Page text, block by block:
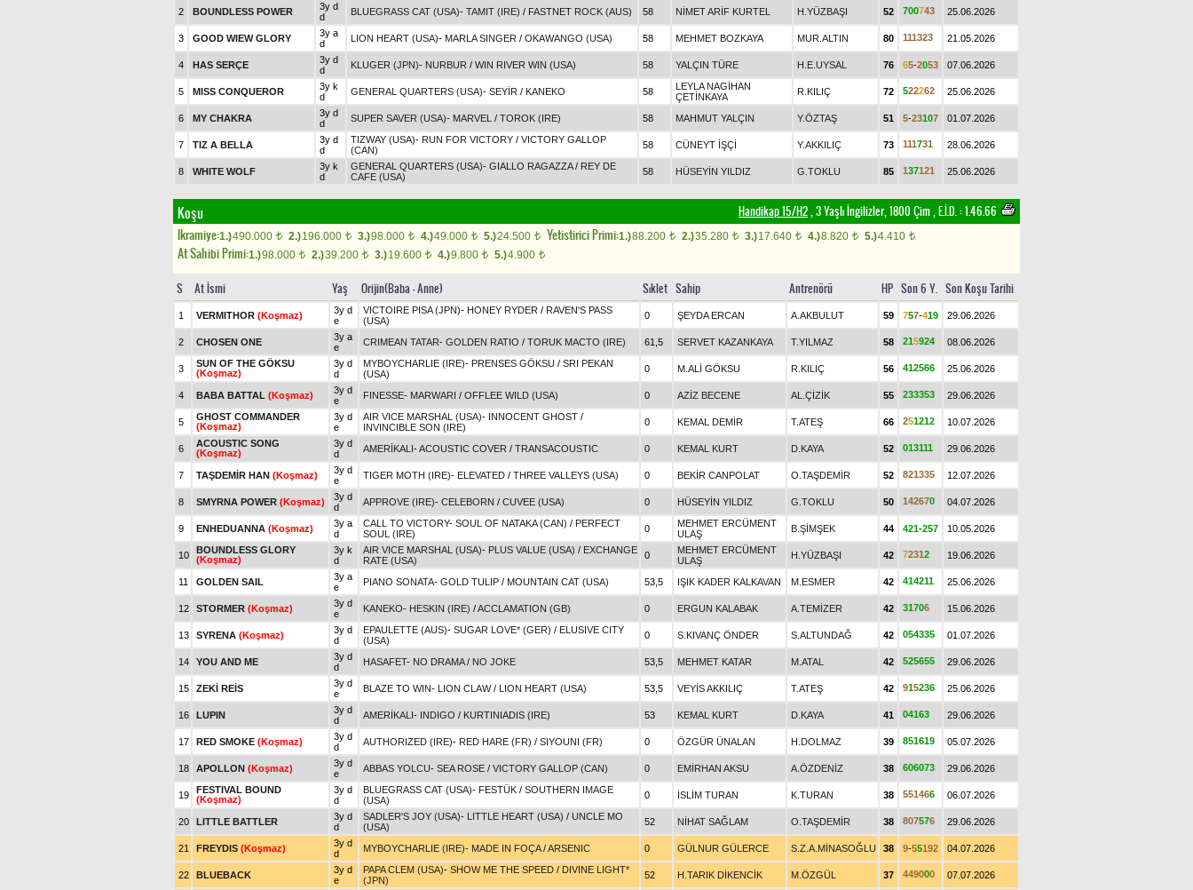
2 BOUNDLESS POWER
3y d
d
BLUEGRASS CAT (USA)- TAMIT (IRE) / FASTNET ROCK (AUS) 58 NİMET ARİF KURTEL H.YÜZBAŞI 52 700743 25.06.2026
3 GOOD WIEW GLORY
3y a
d
LION HEART (USA)- MARLA SINGER / OKAWANGO (USA) 58 MEHMET BOZKAYA MUR.ALTIN 80 111323 21.05.2026
4 HAS SERÇE
3y d
d
KLUGER (JPN)- NURBUR / WIN RIVER WIN (USA) 58 YALÇIN TÜRE H.E.UYSAL 76 65-2053 07.06.2026
5 MISS CONQUEROR
3y k
d
GENERAL QUARTERS (USA)- SEYİR / KANEKO 58
LEYLA NAGİHAN
ÇETİNKAYA
R.KILIÇ 72 522262 25.06.2026
6 MY CHAKRA
3y d
d
SUPER SAVER (USA)- MARVEL / TOROK (IRE) 58 MAHMUT YALÇIN Y.ÖZTAŞ 51 5-23107 01.07.2026
7 TIZ A BELLA
3y d
d
TIZWAY (USA)- RUN FOR VICTORY / VICTORY GALLOP
(CAN)
58 CÜNEYT İŞÇİ Y.AKKILIÇ 73 111731 28.06.2026
8 WHITE WOLF
3y k
d
GENERAL QUARTERS (USA)- GIALLO RAGAZZA/ REY DE
CAFE (USA)
58 HÜSEYİN YILDIZ G.TOKLU 85 137121 25.06.2026
Koşu Handikap 15/H2, 3 Yaşlı İngilizler, 1800 Çim,E.İ.D. :1.46.66
Ikramiye:1.)490.000 t 2.)196.000 t 3.)98.000 t 4.)49.000 t 5.)24.500 t Yetistirici Primi:1.)88.200 t 2.)35.280 t 3.)17.640 t 4.)8.820 t 5.)4.410 t
At Sahibi Primi:1.)98.000 t 2.)39.200 t 3.)19.600 t 4.)9.800 t 5.)4.900 t
S At İsmi Yaş Orijin(Baba - Anne) Sıklet Sahip Antrenörü HP Son 6 Y. Son Koşu Tarihi
1 VERMITHOR (Koşmaz)
3y d
e
VICTOIRE PISA (JPN)- HONEY RYDER / RAVEN'S PASS
(USA)
0 ŞEYDA ERCAN A.AKBULUT 59 757-419 29.06.2026
2 CHOSEN ONE
3y a
e
CRIMEAN TATAR- GOLDEN RATIO / TORUK MACTO (IRE) 61,5 SERVET KAZANKAYA T.YILMAZ 58 215924 08.06.2026
3
SUN OF THE GÖKSU
(Koşmaz)
3y d
d
MYBOYCHARLIE (IRE)- PRENSES GÖKSU / SRI PEKAN
(USA)
0 M.ALİ GÖKSU R.KILIÇ 56 412566 25.06.2026
4 BABA BATTAL (Koşmaz)
3y d
e
FINESSE- MARWARI / OFFLEE WILD (USA) 0 AZİZ BECENE AL.ÇİZİK 55 233353 29.06.2026
5
GHOST COMMANDER
(Koşmaz)
3y d
e
AIR VICE MARSHAL (USA)- INNOCENT GHOST /
INVINCIBLE SON (IRE)
0 KEMAL DEMİR T.ATEŞ 66 251212 10.07.2026
6
ACOUSTIC SONG
(Koşmaz)
3y d
d
AMERİKALI-ACOUSTIC COVER / TRANSACOUSTIC 0 KEMAL KURT D.KAYA 52 013111 29.06.2026
7 TAŞDEMİR HAN (Koşmaz)
3y d
e
TIGER MOTH (IRE)- ELEVATED / THREE VALLEYS (USA) 0 BEKİR CANPOLAT O.TAŞDEMİR 52 821335 12.07.2026
8 SMYRNA POWER (Koşmaz)
3y d
d
APPROVE (IRE)- CELEBORN / CUVEE (USA) 0 HÜSEYİN YILDIZ G.TOKLU 50 142670 04.07.2026
9 ENHEDUANNA (Koşmaz)
3y a
d
CALL TO VICTORY- SOUL OF NATAKA (CAN) / PERFECT
SOUL (IRE)
0
MEHMET ERCÜMENT
ULAŞ
B.ŞİMŞEK 44 421-257 10.05.2026
10
BOUNDLESS GLORY
(Koşmaz)
3y k
d
AIR VICE MARSHAL (USA)- PLUS VALUE (USA) / EXCHANGE
RATE (USA)
0
MEHMET ERCÜMENT
ULAŞ
H.YÜZBAŞI 42 72312 19.06.2026
11 GOLDEN SAIL
3y a
e
PIANO SONATA- GOLD TULIP / MOUNTAIN CAT (USA) 53,5 IŞIK KADER KALKAVAN M.ESMER 42 414211 25.06.2026
12 STORMER (Koşmaz)
3y d
e
KANEKO- HESKIN (IRE) /ACCLAMATION (GB) 0 ERGUN KALABAK A.TEMİZER 42 31706 15.06.2026
13 SYRENA (Koşmaz)
3y d
d
EPAULETTE (AUS)- SUGAR LOVE* (GER) / ELUSIVE CITY
(USA)
0 S.KIVANÇ ÖNDER S.ALTUNDAĞ 42 054335 01.07.2026
14 YOU AND ME
3y d
d
HASAFET- NO DRAMA/ NO JOKE 53,5 MEHMET KATAR M.ATAL 42 525655 29.06.2026
15 ZEKİ REİS
3y d
e
BLAZE TO WIN- LION CLAW/ LION HEART (USA) 53,5 VEYİS AKKILIÇ T.ATEŞ 42 915236 25.06.2026
16 LUPIN
3y d
d
AMERİKALI- INDIGO / KURTINIADIS (IRE) 53 KEMAL KURT D.KAYA 41 04163 29.06.2026
17 RED SMOKE (Koşmaz)
3y d
d
AUTHORIZED (IRE)- RED HARE (FR) / SIYOUNI (FR) 0 ÖZGÜR ÜNALAN H.DOLMAZ 39 851619 05.07.2026
18 APOLLON (Koşmaz)
3y d
e
ABBAS YOLCU- SEA ROSE / VICTORY GALLOP (CAN) 0 EMİRHAN AKSU A.ÖZDENİZ 38 606073 29.06.2026
19
FESTIVAL BOUND
(Koşmaz)
3y d
d
BLUEGRASS CAT (USA)- FESTÜK / SOUTHERN IMAGE
(USA)
0 İSLİM TURAN K.TURAN 38 551466 06.07.2026
20 LITTLE BATTLER
3y d
d
SADLER'S JOY (USA)- LITTLE HEART (USA) / UNCLE MO
(USA)
52 NİHAT SAĞLAM O.TAŞDEMİR 38 807576 29.06.2026
21 FREYDIS (Koşmaz)
3y d
d
MYBOYCHARLIE (IRE)- MADE IN FOÇA/ARSENIC 0 GÜLNUR GÜLERCE S.Z.A.MİNASOĞLU 38 9-55192 04.07.2026
22 BLUEBACK
3y d
e
PAPA CLEM (USA)- SHOW ME THE SPEED / DIVINE LIGHT*
(JPN)
52 H.TARIK DİKENCİK M.ÖZGÜL 37 449000 07.07.2026